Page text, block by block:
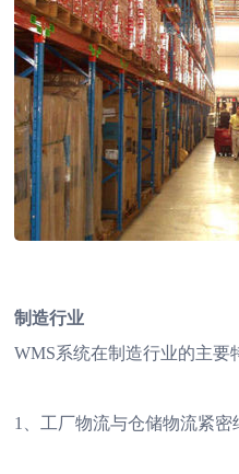
制造行业
WMS系统在制造行业的主
1、工厂物流与仓储物流紧密